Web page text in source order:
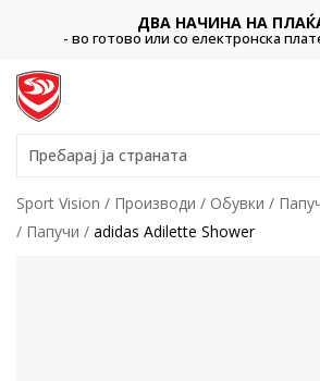
ДВА НАЧИНА НА
- во готово или со електронска
Пребарај ја страната
Sport Vision Производи Обувки
Папучи
adidas Adilette Shower